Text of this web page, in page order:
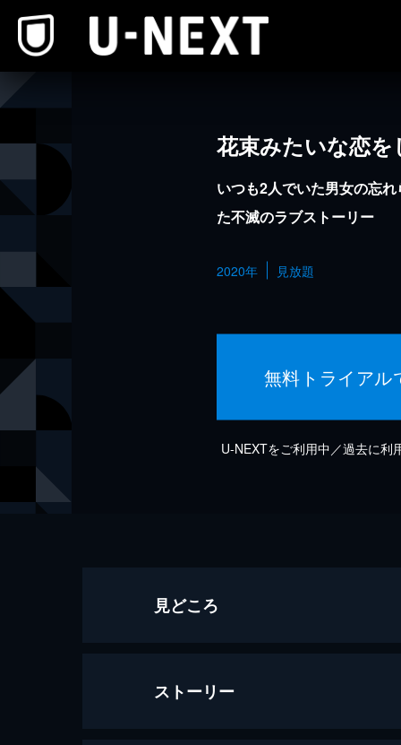
花束みたいな恋を
いつも2人でいた男女の忘
た不滅のラブストーリー
2020年 見放題
無料トライアル
U-NEXTをご利用中／過去に利
見どころ
ストーリー